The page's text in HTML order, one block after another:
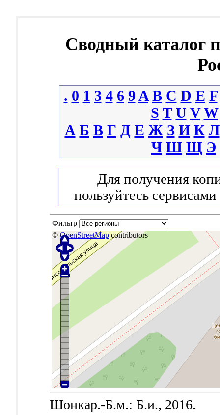
Сводный каталог
. 0 1 3 4 6 9 A B C D E F
S T U V W
А Б В Г Д Е Ж З И К Л
Ч Ш Щ Э
Для получения
пользуйтесь сервисами
Фильтр
© OpenStreetMap contributors
Шонкар.-Б.м.: Б.и., 2016.